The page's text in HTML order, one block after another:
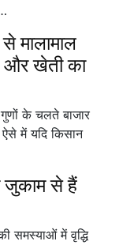
मालामाल
और खेती का
के चलते बाजार
में यदि किसान
जुकाम से हैं
समस्याओं में वृद्धि